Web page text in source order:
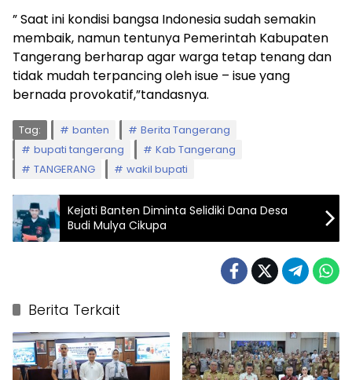
” Saat ini kondisi bangsa Indonesia sudah semakin
membaik, namun tentunya Pemerintah Kabupaten
Tangerang berharap agar warga tetap tenang dan
tidak mudah terpancing oleh isue – isue yang
bernada provokatif,”tandasnya.
Tag: banten
Berita Tangerang
bupati tangerang
Kab Tangerang
TANGERANG
wakil bupati
Kejati Banten Diminta Selidiki Dana Desa
Budi Mulya Cikupa
Berita Terkait